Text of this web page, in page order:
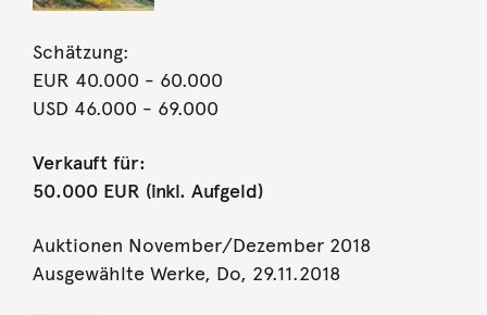
Schätzung:
EUR 40.000 - 60.000
USD 46.000 - 69.000
Verkauft für:
50.000 EUR (inkl. Aufgeld)
Auktionen November/Dezember 2018
Ausgewählte Werke, Do, 29.11.2018